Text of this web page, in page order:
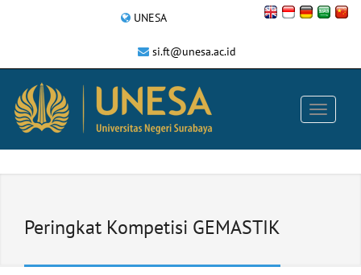
UNESA
si.ft@unesa.ac.id
Peringkat Kompetisi GEMASTIK